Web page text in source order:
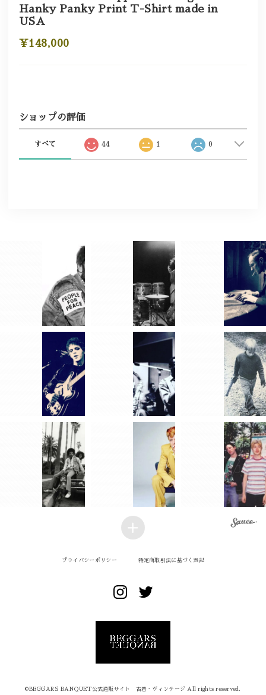
Hanky Panky Print T-Shirt made in
USA
¥148,000
ショップの評価
すべて 44 1 0
プライバシーポリシー 特定商取引法に基づく表記
©︎BEGGARS BANQUET公式通販サイト 古着・ヴィンテージ All rights reserved.